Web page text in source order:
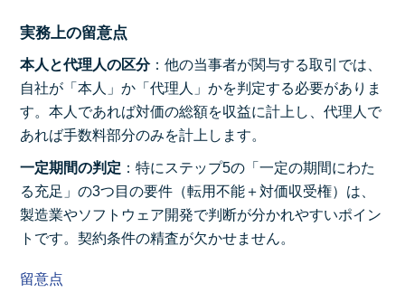
実務上の留意点
本人と代理人の区分：他の当事者が関与する取引では、
自社が「本人」か「代理人」かを判定する必要がありま
す。本人であれば対価の総額を収益に計上し、代理人で
あれば手数料部分のみを計上します。
一定期間の判定 ：特にステップ5の「一定の期間にわた
る充足」の3つ目の要件（転用不能＋対価収受権）は、
製造業やソフトウェア開発で判断が分かれやすいポイン
トです。契約条件の精査が欠かせません。
留意点